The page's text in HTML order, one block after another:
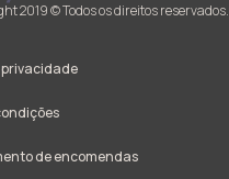
2019 © Todos os direitos reservados.
de encomendas